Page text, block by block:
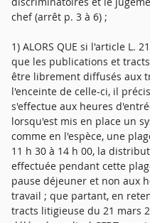
1) ALORS QUE si l'article L.
que les publications et
être librement diffusés aux
l'enceinte de celle-ci, il
s'effectue aux heures
lorsqu'est mis en place un
comme en l'espèce, une
11 h 30 à 14 h 00, la
effectuée pendant cette
pause déjeuner et non aux
travail ; que partant, en
tracts litigieuse du 21 mars